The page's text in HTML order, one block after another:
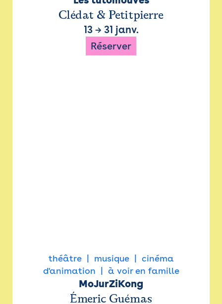
Clédat & Petitpierre
13→ 31 janv.
Réserver
théâtre musique
cinéma
d'animation
à voir en famille
MoJurZiKong
Émeric Guémas